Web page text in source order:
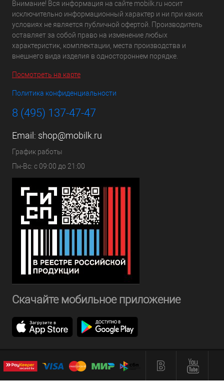
Внимание! Вся информация на сайте mobilk.ru носит
исключительно информационный характер и ни при каких
условиях не является публичной офертой. Производитель
оставляет за собой право на изменение любых
характеристик, комплектации, места производства и
внешнего вида изделия в одностороннем порядке.
Посмотреть на карте
Политика конфиденциальности
8 (495) 137-47-47
Email: shop@mobilk.ru
График работы
Пн-Вс: с 09:00 до 21:00
Скачайте мобильное приложение